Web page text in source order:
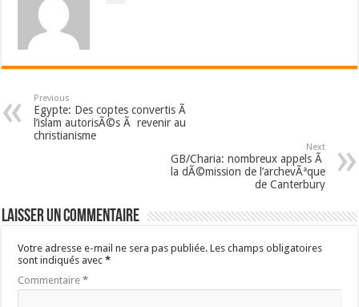
Previous
Egypte: Des coptes convertis Ã
l’islam autorisÃ©s Ã revenir au
christianisme
Next
GB/Charia: nombreux appels Ã
la dÃ©mission de l’archevÃªque
de Canterbury
Laisser un commentaire
Votre adresse e-mail ne sera pas publiée. Les champs obligatoires
sont indiqués avec*
Commentaire*